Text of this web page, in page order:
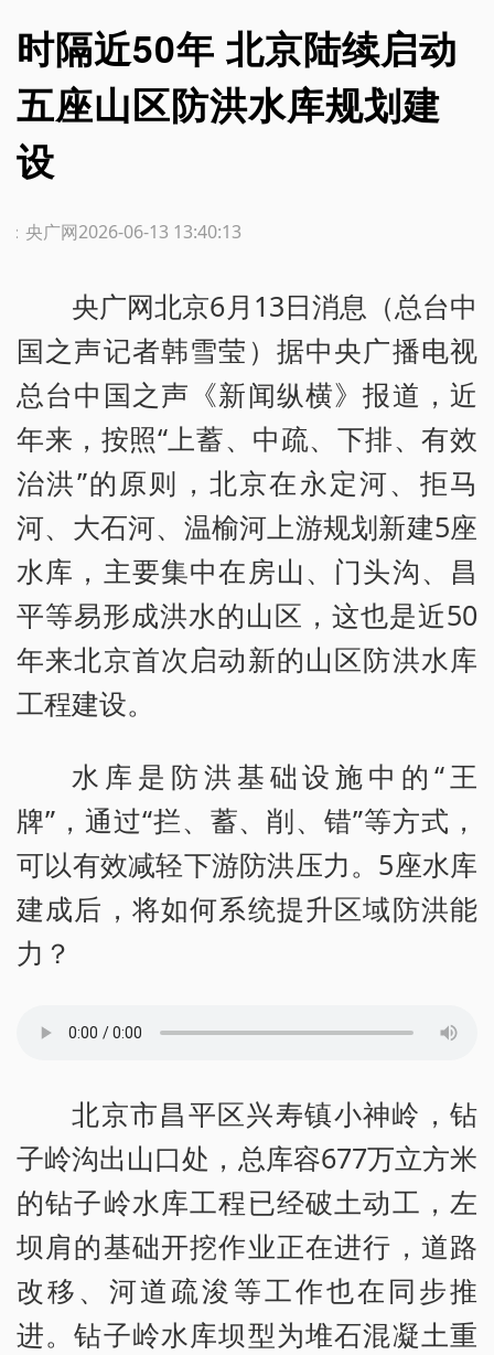
时隔近50年 北京陆续启动
五座山区防洪水库规划建
设
2026-06-13 13:40:13
：央广网
央广网北京6月13日消息（总台中
国之声记者韩雪莹）据中央广播电视
总台中国之声《新闻纵横》报道，近
年来，按照“上蓄、中疏、下排、有效
治洪”的原则，北京在永定河、拒马
河、大石河、温榆河上游规划新建5座
水库，主要集中在房山、门头沟、昌
平等易形成洪水的山区，这也是近50
年来北京首次启动新的山区防洪水库
工程建设。
水库是防洪基础设施中的“王
牌”，通过“拦、蓄、削、错”等方式，
可以有效减轻下游防洪压力。5座水库
建成后，将如何系统提升区域防洪能
力？
北京市昌平区兴寿镇小神岭，钻
子岭沟出山口处，总库容677万立方米
的钻子岭水库工程已经破土动工，左
坝肩的基础开挖作业正在进行，道路
改移、河道疏浚等工作也在同步推
进。钻子岭水库坝型为堆石混凝土重